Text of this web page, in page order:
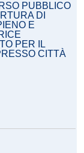
PUBBLICO
DI
E
PER IL
CITTÀ